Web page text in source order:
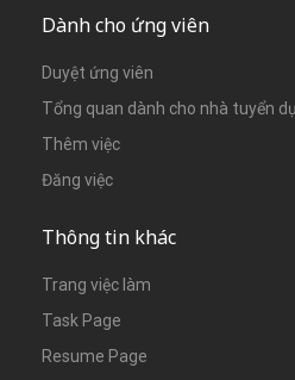
Dành cho ứng viên
Duyệt ứng viên
Tổng quan dành cho nhà tuyển
Thêm việc
Đăng việc
Thông tin khác
Trang việc làm
Task Page
Resume Page